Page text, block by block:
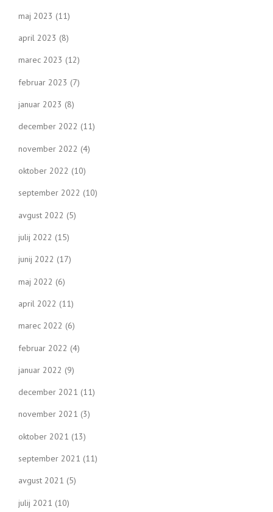
maj 2023 (11)
april 2023 (8)
marec 2023 (12)
februar 2023 (7)
januar 2023 (8)
december 2022 (11)
november 2022 (4)
oktober 2022 (10)
september 2022 (10)
avgust 2022 (5)
julij 2022 (15)
junij 2022 (17)
maj 2022 (6)
april 2022 (11)
marec 2022 (6)
februar 2022 (4)
januar 2022 (9)
december 2021 (11)
november 2021 (3)
oktober 2021 (13)
september 2021 (11)
avgust 2021 (5)
julij 2021 (10)